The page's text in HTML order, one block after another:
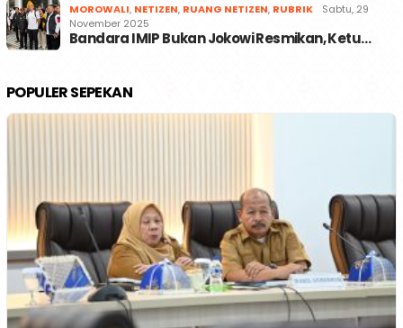
MOROWALI, NETIZEN, RUANG NETIZEN, RUBRIK
Sabtu, 29
November 2025
Bandara IMIP Bukan Jokowi Resmikan, Ketu…
POPULER SEPEKAN